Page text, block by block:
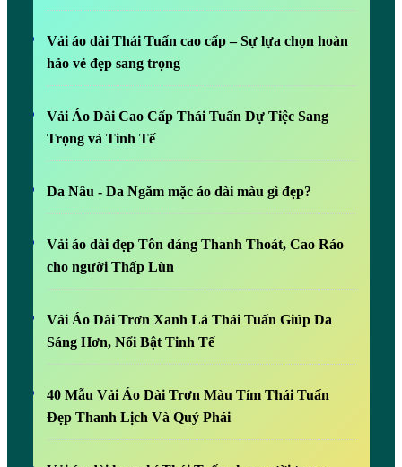
Vải áo dài Thái Tuấn cao cấp – Sự lựa chọn hoàn
hảo vẻ đẹp sang trọng
Vải Áo Dài Cao Cấp Thái Tuấn Dự Tiệc Sang
Trọng và Tinh Tế
Da Nâu - Da Ngăm mặc áo dài màu gì đẹp?
Vải áo dài đẹp Tôn dáng Thanh Thoát, Cao Ráo
cho người Thấp Lùn
Vải Áo Dài Trơn Xanh Lá Thái Tuấn Giúp Da
Sáng Hơn, Nổi Bật Tinh Tế
40 Mẫu Vải Áo Dài Trơn Màu Tím Thái Tuấn
Đẹp Thanh Lịch Và Quý Phái